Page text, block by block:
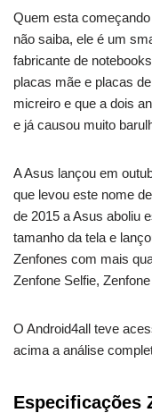
Quem esta
não saiba, ele é um
fabricante de
placas mãe e placas
micreiro e que a dois
e já causou muito
A Asus lançou em
que levou este nome
de 2015 a Asus aboliu
tamanho da tela e
Zenfones com mais
Zenfone Selfie,
O Android4all teve
acima a análise
Especificações